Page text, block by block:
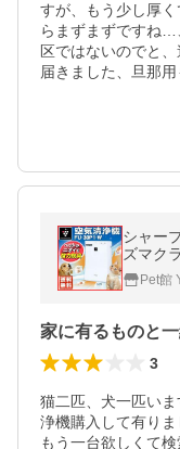
すが、もう少し厚
らまずまずですね…
区ではないのでと
届きました、旦那
シャー
ズマク
Pet館
家に有るものと
3
猫二匹、犬一匹い
浄機購入して有りま
もう一台欲しくて